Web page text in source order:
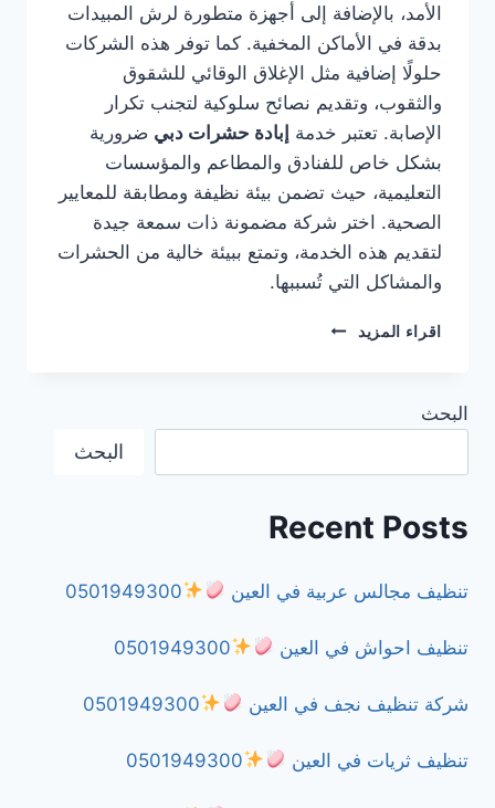
الأمد، بالإضافة إلى أجهزة متطورة لرش المبيدات
بدقة في الأماكن المخفية. كما توفر هذه الشركات
حلولًا إضافية مثل الإغلاق الوقائي للشقوق
والثقوب، وتقديم نصائح سلوكية لتجنب تكرار
الإصابة. تعتبر خدمة إبادة حشرات دبي ضرورية
بشكل خاص للفنادق والمطاعم والمؤسسات
التعليمية، حيث تضمن بيئة نظيفة ومطابقة للمعايير
الصحية. اختر شركة مضمونة ذات سمعة جيدة
لتقديم هذه الخدمة، وتمتع ببيئة خالية من الحشرات
والمشاكل التي تُسببها.
اقراء المزيد
شركة
البحث
البحث
Recent Posts
تنظيف مجالس عربية في العين 0501949300
تنظيف احواش في العين 0501949300
شركة تنظيف نجف في العين 0501949300
تنظيف ثريات في العين 0501949300